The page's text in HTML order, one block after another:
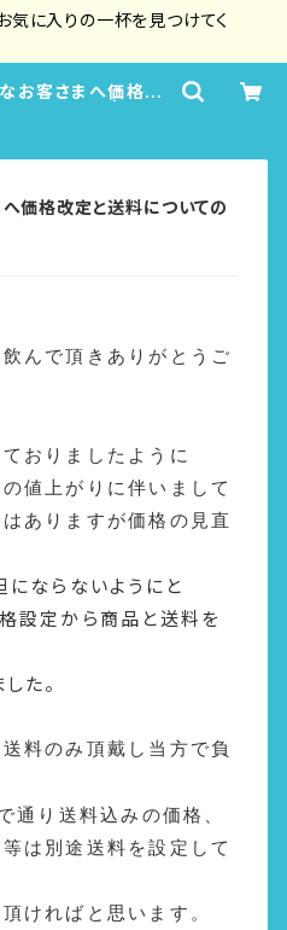
気に入りの一杯を見つけてく
お客さまへ価格改
価格改定と送料についての
んで頂きありがとうご
おりましたように
値上がりに伴いまして
ありますが価格の見直
ならないようにと
設定から商品と送料を
た。
料のみ頂戴し当方で負
通り送料込みの価格、
は別途送料を設定して
ければと思います。